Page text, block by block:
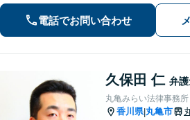
対応。丁
題解決に
電話でお問い合わせ
久保田 仁 弁
丸亀みらい法律事務所
香川県|丸亀市